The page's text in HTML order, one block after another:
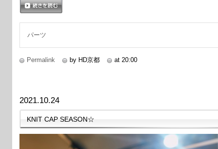
パーツ
Permalink by HD京都 at 20:00
2021.10.24
KNIT CAP SEASON☆